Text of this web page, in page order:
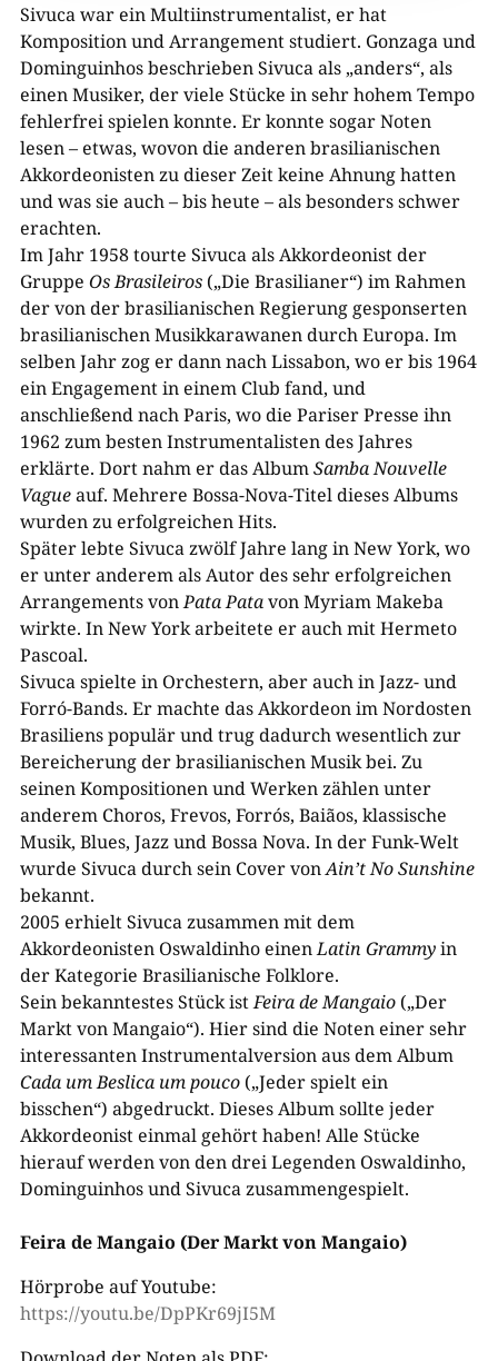
Sivuca war ein Multiinstrumentalist, er hat
Komposition und Arrangement studiert. Gonzaga und
Dominguinhos beschrieben Sivuca als „anders“, als
einen Musiker, der viele Stücke in sehr hohem Tempo
fehlerfrei spielen konnte. Er konnte sogar Noten
lesen – etwas, wovon die anderen brasilianischen
Akkordeonisten zu dieser Zeit keine Ahnung hatten
und was sie auch – bis heute – als besonders schwer
erachten.
Im Jahr 1958 tourte Sivuca als Akkordeonist der
Gruppe Os Brasileiros(„Die Brasilianer“) im Rahmen
der von der brasilianischen Regierung gesponserten
brasilianischen Musikkarawanen durch Europa. Im
selben Jahr zog er dann nach Lissabon, wo er bis 1964
ein Engagement in einem Club fand, und
anschließend nach Paris, wo die Pariser Presse ihn
1962 zum besten Instrumentalisten des Jahres
erklärte. Dort nahm er das AlbumSamba Nouvelle
Vagueauf. Mehrere Bossa-​Nova-​Titel dieses Albums
wurden zu erfolgreichen Hits.
Später lebte Sivuca zwölf Jahre lang in New York, wo
er unter anderem als Autor des sehr erfolgreichen
Arrangements vonPata Patavon Myriam Makeba
wirkte. In New York arbeitete er auch mit Hermeto
Pascoal.
Sivuca spielte in Orchestern, aber auch in Jazz- und
Forró-​Bands. Er machte das Akkordeon im Nordosten
Brasiliens populär und trug dadurch wesentlich zur
Bereicherung der brasilianischen Musik bei. Zu
seinen Kompositionen und Werken zählen unter
anderem Choros, Frevos, Forrós, Baiãos, klassische
Musik, Blues, Jazz und Bossa Nova. In der Funk-​Welt
wurde Sivuca durch sein Cover vonAin’t No Sun­shine
bekannt.
2005 erhielt Sivuca zusammen mit dem
Akkordeonisten Oswaldinho einenLatin Grammyin
der Kategorie Brasilianische Folklore.
Sein bekanntestes Stück istFeira de Mangaio(„Der
Markt von Mangaio“). Hier sind die Noten einer sehr
interessanten Instrumentalversion aus dem Album
Cada um Beslica um pouco(„Jeder spielt ein
bisschen“) abgedruckt. Dieses Album sollte jeder
Akkordeonist einmal gehört haben! Alle Stücke
hierauf werden von den drei Legenden Oswaldinho,
Dominguinhos und Sivuca zusammengespielt.
Feira de Mangaio (Der Markt von Mangaio)
Hörprobe auf Youtube:
https://youtu.be/DpPKr69jI5M